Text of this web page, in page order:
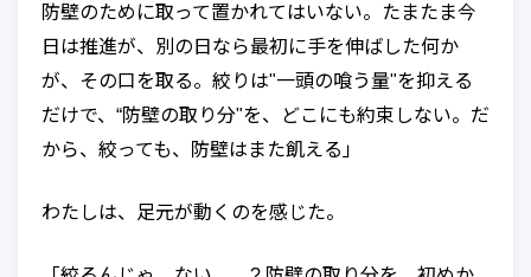
防壁のために取って置かれてはいない。たまたま今
日は推進が、別の日なら最初に手を伸ばした何か
が、その口を取る。絞りは"一頭の喰う量"を抑える
だけで、“防壁の取り分"を、どこにも約束しない。だ
から、絞っても、防壁はまた飢える」
わたしは、足元が動くのを感じた。